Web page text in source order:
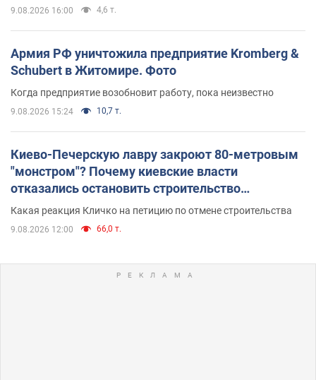
9.08.2026 16:00 4,6 т.
Армия РФ уничтожила предприятие Kromberg &
Schubert в Житомире. Фото
Когда предприятие возобновит работу, пока неизвестно
9.08.2026 15:24 10,7 т.
Киево-Печерскую лавру закроют 80-метровым
"монстром"? Почему киевские власти
отказались остановить строительство
небоскреба "московского верующего"
Какая реакция Кличко на петицию по отмене строительства
9.08.2026 12:00 66,0 т.